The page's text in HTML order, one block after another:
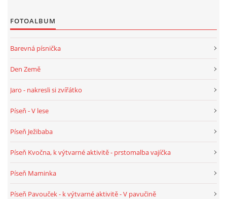
BÁSNĚ K TÉMATU LÉTO
PÍSNĚ K TÉMATU PODZIM
POHYBOVÉ AKTIVITY NA TÉMA PODZIM
FOTOALBUM
Barevná písnička
Den Země
Jaro - nakresli si zvířátko
Píseň - V lese
Píseň Ježibaba
Píseň Kvočna, k výtvarné aktivitě - prstomalba vajíčka
Píseň Maminka
Píseň Pavouček - k výtvarné aktivitě - V pavučině